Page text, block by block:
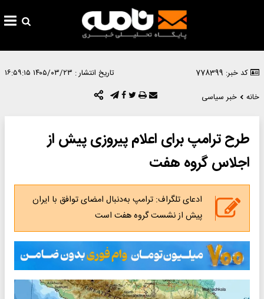
کد خبر: 778399 تاریخ انتشار : ۱۴۰۵/۰۳/۲۳ ۱۶:۵۹:۱۵
خانه
خبر سیاسی
طرح ترامپ برای اعلام پیروزی پیش از
اجلاس گروه هفت
ادعای تلگراف: ترامپ به‌دنبال امضای توافق با ایران
پیش از نشست گروه هفت است